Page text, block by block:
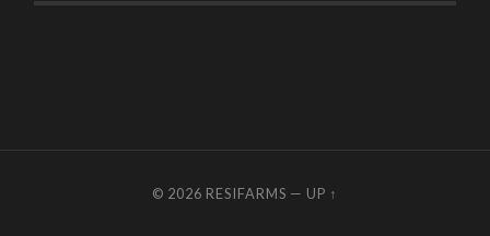
© 2026 RESIFARMS — UP ↑